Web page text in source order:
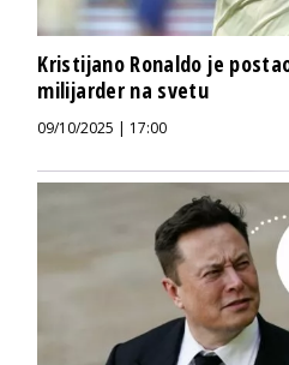
Kristijano Ronaldo je
milijarder na svetu
09/10/2025 | 17:00